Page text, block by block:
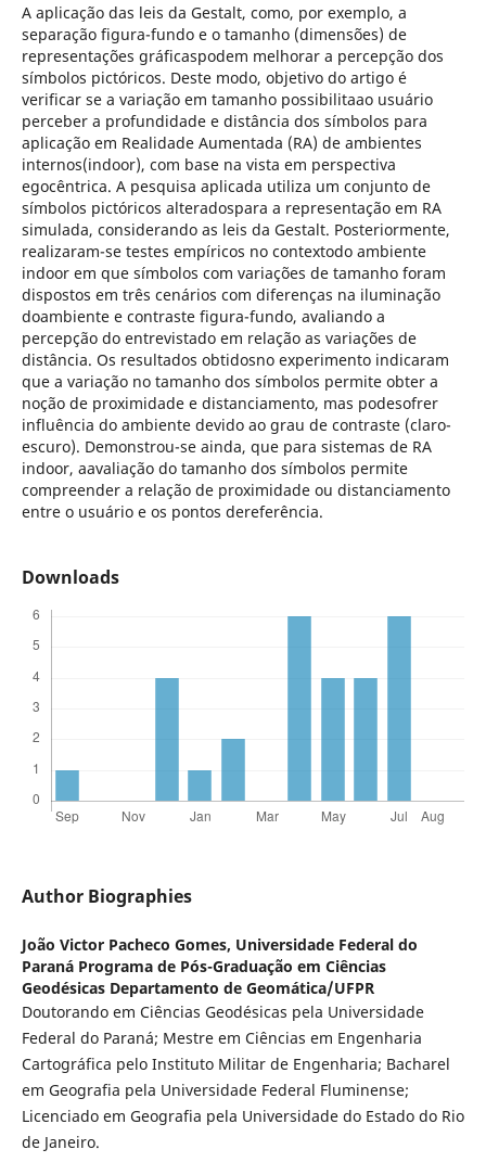
A aplicação das leis da Gestalt, como, por exemplo, a
separação figura-fundo e o tamanho (dimensões) de
representações gráficaspodem melhorar a percepção dos
símbolos pictóricos. Deste modo, objetivo do artigo é
verificar se a variação em tamanho possibilitaao usuário
perceber a profundidade e distância dos símbolos para
aplicação em Realidade Aumentada (RA) de ambientes
internos(indoor), com base na vista em perspectiva
egocêntrica. A pesquisa aplicada utiliza um conjunto de
símbolos pictóricos alteradospara a representação em RA
simulada, considerando as leis da Gestalt. Posteriormente,
realizaram-se testes empíricos no contextodo ambiente
indoor em que símbolos com variações de tamanho foram
dispostos em três cenários com diferenças na iluminação
doambiente e contraste figura-fundo, avaliando a
percepção do entrevistado em relação as variações de
distância. Os resultados obtidosno experimento indicaram
que a variação no tamanho dos símbolos permite obter a
noção de proximidade e distanciamento, mas podesofrer
influência do ambiente devido ao grau de contraste (claro-
escuro). Demonstrou-se ainda, que para sistemas de RA
indoor, aavaliação do tamanho dos símbolos permite
compreender a relação de proximidade ou distanciamento
entre o usuário e os pontos dereferência.
Downloads
Author Biographies
João Victor Pacheco Gomes, Universidade Federal do
Paraná Programa de Pós-Graduação em Ciências
Geodésicas Departamento de Geomática/UFPR
Doutorando em Ciências Geodésicas pela Universidade
Federal do Paraná; Mestre em Ciências em Engenharia
Cartográfica pelo Instituto Militar de Engenharia; Bacharel
em Geografia pela Universidade Federal Fluminense;
Licenciado em Geografia pela Universidade do Estado do Rio
de Janeiro.